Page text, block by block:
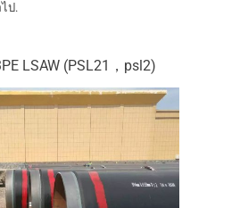
ป.
LSAW (PSL21，psl2)